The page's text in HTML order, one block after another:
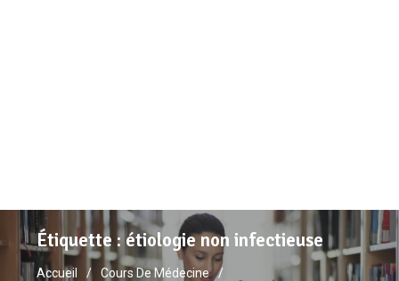
Étiquette : étiologie non infectieuse
Accueil
Cours De Médecine